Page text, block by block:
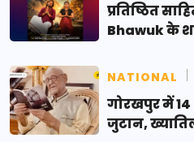
प्रतिष्ठित
Bhawuk के
NATIONAL
गोरखपुर में 14
जुटान,